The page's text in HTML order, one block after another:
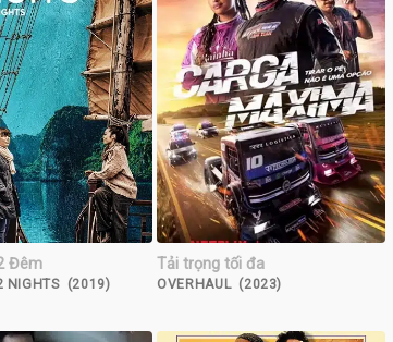
Đêm
NIGHTS (2019)
Tải trọng tối đa
OVERHAUL (2023)